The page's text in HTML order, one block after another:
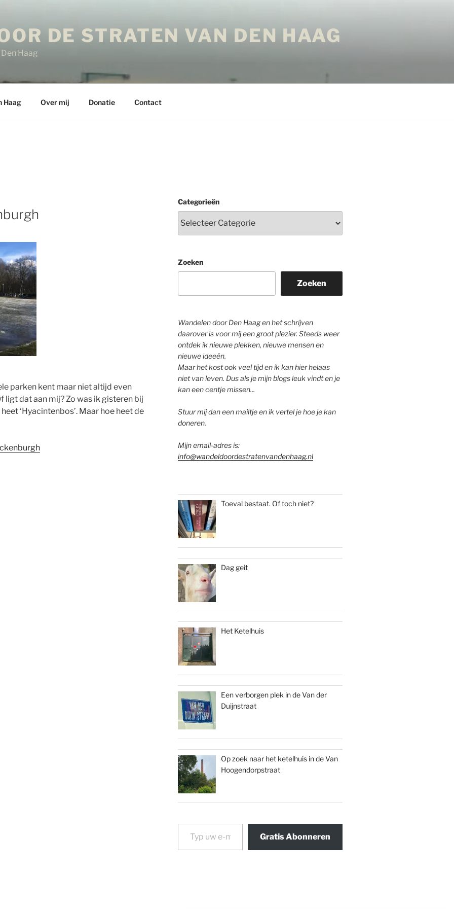
DE STRATEN VAN DEN HAAG
Haag
Haag Over mij Donatie Contact
parken kent maar niet altijd even
ligt dat aan mij? Zo was ik gisteren bij
‘Hyacintenbos’. Maar hoe heet de
Categorieën
Zoeken
Zoeken
Wandelen door Den Haag en het schrijven
daarover is voor mij een groot plezier. Steeds weer
ontdek ik nieuwe plekken, nieuwe mensen en
nieuwe ideeën.
Maar het kost ook veel tijd en ik kan hier helaas
niet van leven. Dus als je mijn blogs leuk vindt en je
kan een centje missen...
Stuur mij dan een mailtje en ik vertel je hoe je kan
doneren.
Mijn email-adres is:
info@wandeldoordestratenvandenhaag.nl
Toeval bestaat. Of toch niet?
Dag geit
Het Ketelhuis
Een verborgen plek in de Van der
Duijnstraat
Op zoek naar het ketelhuis in de Van
Hoogendorpstraat
Typ uw e-mail...
Gratis Abonneren